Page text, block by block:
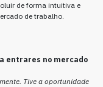
de forma intuitiva e
de trabalho.
entrares no mercado
Tive a oportunidade